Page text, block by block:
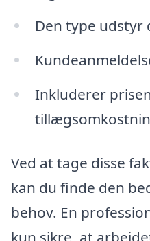
Den type udstyr
Inkluderer
Ved at tage disse
kan du finde den
behov. En
kun sikre, at